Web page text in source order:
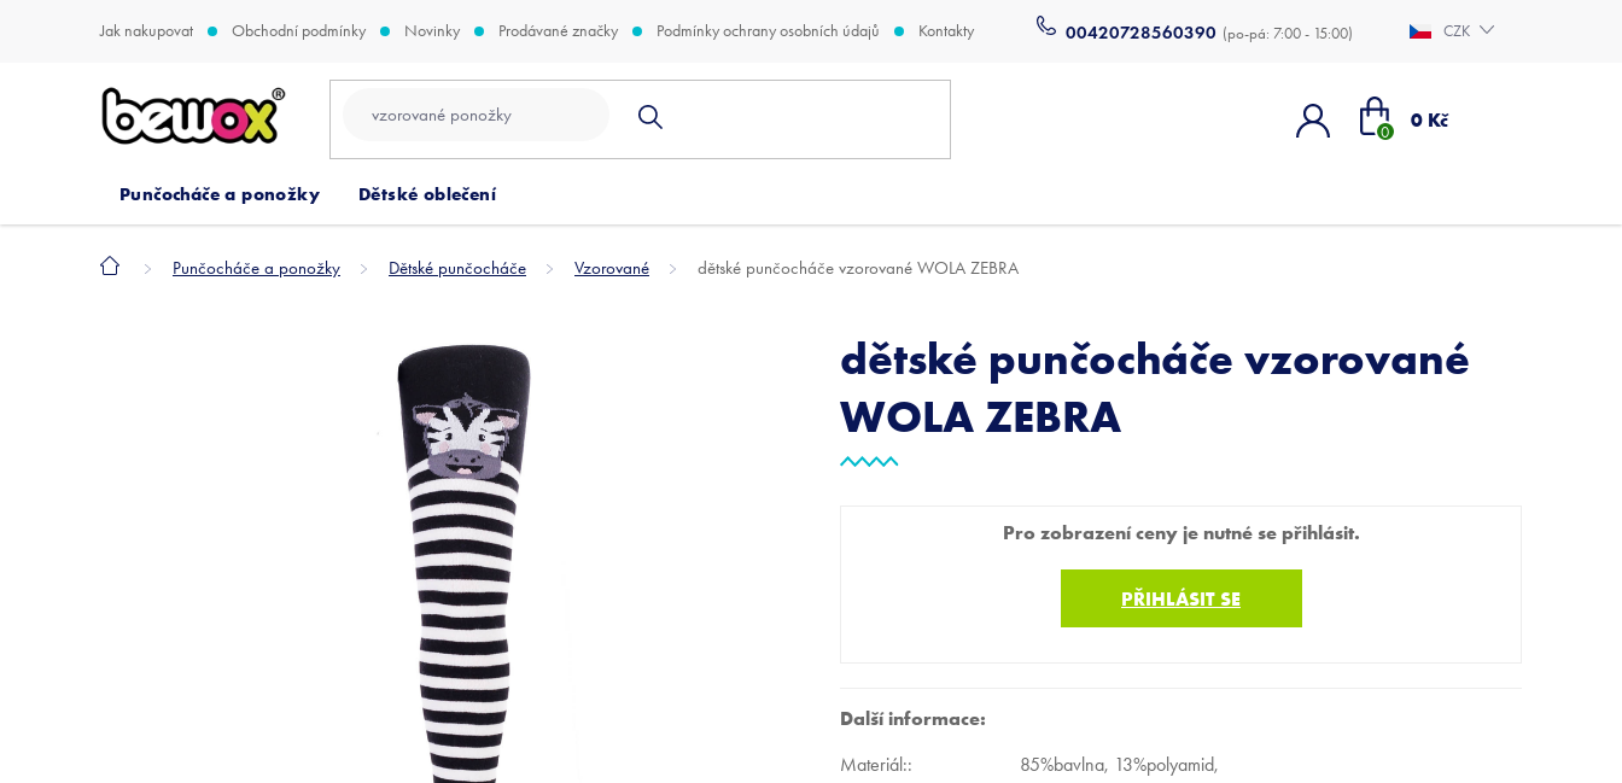
00420728560390
Jak nakupovat Obchodní podmínky Novinky Prodávané značky Podmínky ochrany osobních údajů Kontakty CZK
Nákupní
0 Kč
Punčocháče a ponožky Dětské oblečení
Domů Punčocháče a ponožky Dětské punčocháče Vzorované dětské punčocháče vzorované WOLA ZEBRA
dětské punčocháče vzorované
WOLA ZEBRA
Pro zobrazení ceny je nutné se přihlásit.
PŘIHLÁSIT SE
Další informace:
Materiál::
85%bavlna, 13%polyamid,